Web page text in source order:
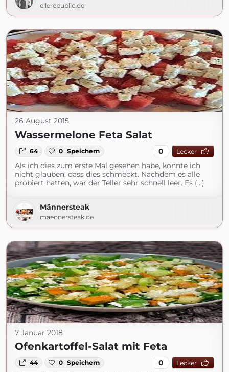
ellerepublic.de
26 August 2015
Wassermelone Feta Salat
64 0 Speichern 0 Lecker
Als ich dies zum erste Mal gesehen habe, konnte ich
nicht glauben, dass dies schmeckt. Nachdem es alle
probiert hatten, war der Teller sehr schnell leer. Es (...)
Männersteak
maennersteak.de
7 Januar 2018
Ofenkartoffel-Salat mit Feta
44 0 Speichern 0 Lecker